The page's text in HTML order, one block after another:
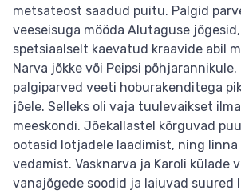
metsateost saadud puitu. Palgid
veeseisuga mööda Alutaguse
spetsiaalselt kaevatud kraavide abil
Narva jõkke või Peipsi
palgiparved veeti hoburakenditega
jõele. Selleks oli vaja tuulevaikset
meeskondi. Jõekallastel kõrguvad
ootasid lotjadele laadimist, ning
vedamist. Vasknarva ja Karoli külade
vanajõgede soodid ja laiuvad suured